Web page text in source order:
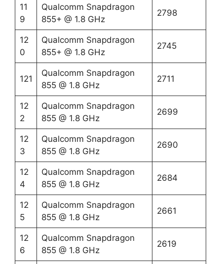
11
9
Qualcomm Snapdragon
855+ @ 1.8 GHz
2798
12
0
Qualcomm Snapdragon
855+ @ 1.8 GHz
2745
121
Qualcomm Snapdragon
855 @ 1.8 GHz
2711
12
2
Qualcomm Snapdragon
855 @ 1.8 GHz
2699
12
3
Qualcomm Snapdragon
855 @ 1.8 GHz
2690
12
4
Qualcomm Snapdragon
855 @ 1.8 GHz
2684
12
5
Qualcomm Snapdragon
855 @ 1.8 GHz
2661
12
6
Qualcomm Snapdragon
855 @ 1.8 GHz
2619